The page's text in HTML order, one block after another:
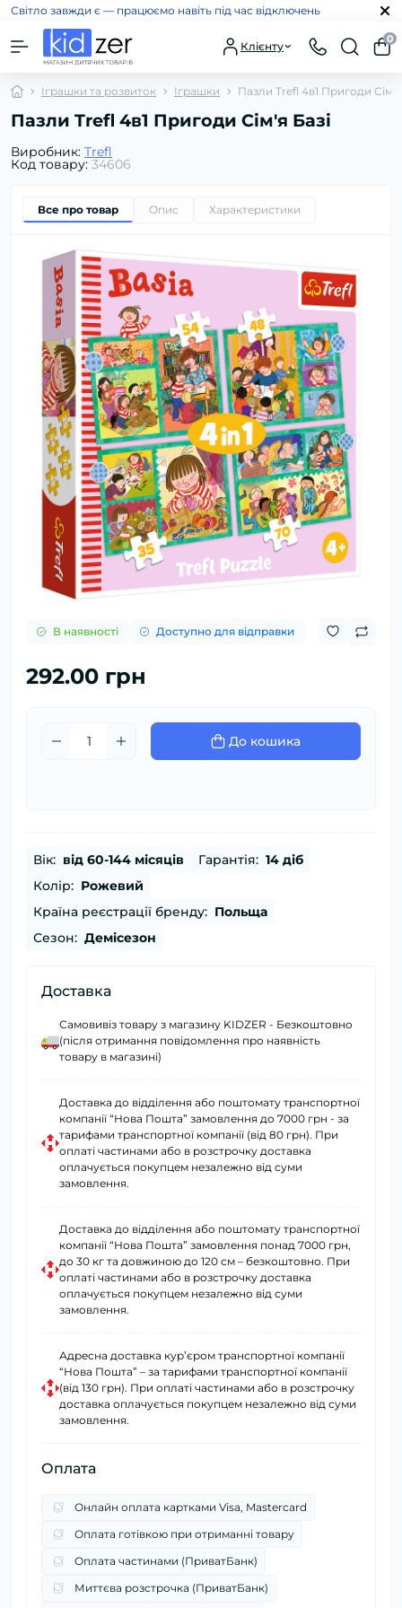
Світло завжди є — працюємо навіть під час відключень
Клієнту
0
Іграшки та розвиток Іграшки Пазли Trefl 4в1 Пригоди Сім'я
Пазли Trefl 4в1 Пригоди Сім'я Базі
Виробник: Trefl
Код товару: 34606
Все про товар Опис Характеристики
В наявності Доступно для відправки
292.00 грн
До кошика
Вік: від 60-144 місяців Гарантія: 14 діб
Колір: Рожевий
Країна реєстрації бренду: Польща
Сезон: Демісезон
Доставка
Самовивіз товару з магазину KIDZER - Безкоштовно
(після отримання повідомлення про наявність
товару в магазині)
Доставка до відділення або поштомату транспортної
компанії “Нова Пошта” замовлення до 7000 грн - за
тарифами транспортної компанії (від 80 грн). При
оплаті частинами або в розстрочку доставка
оплачується покупцем незалежно від суми
замовлення.
Доставка до відділення або поштомату транспортної
компанії “Нова Пошта” замовлення понад 7000 грн,
до 30 кг та довжиною до 120 см – безкоштовно. При
оплаті частинами або в розстрочку доставка
оплачується покупцем незалежно від суми
замовлення.
Адресна доставка курʼєром транспортної компанії
“Нова Пошта” – за тарифами транспортної компанії
(від 130 грн). При оплаті частинами або в розстрочку
доставка оплачується покупцем незалежно від суми
замовлення.
Оплата
Онлайн оплата картками Visa, Mastercard
Оплата готівкою при отриманні товару
Оплата частинами (ПриватБанк)
Миттєва розстрочка (ПриватБанк)